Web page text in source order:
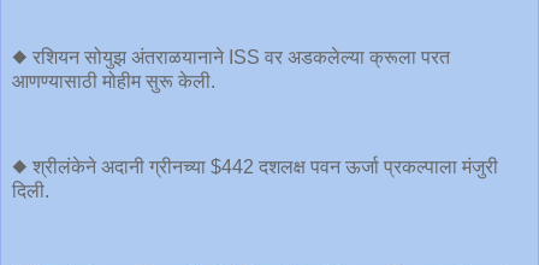
◆ रशियन सोयुझ अंतराळयानाने ISS वर अडकलेल्या क्रूला परत
आणण्यासाठी मोहीम सुरू केली.
◆ श्रीलंकेने अदानी ग्रीनच्या $442 दशलक्ष पवन ऊर्जा प्रकल्पाला मंजुरी
दिली.